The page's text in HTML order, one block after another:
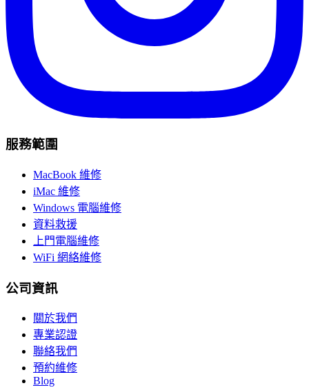
服務範圍
MacBook 維修
iMac 維修
Windows 電腦維修
資料救援
上門電腦維修
WiFi 網絡維修
公司資訊
關於我們
專業認證
聯絡我們
預約維修
Blog